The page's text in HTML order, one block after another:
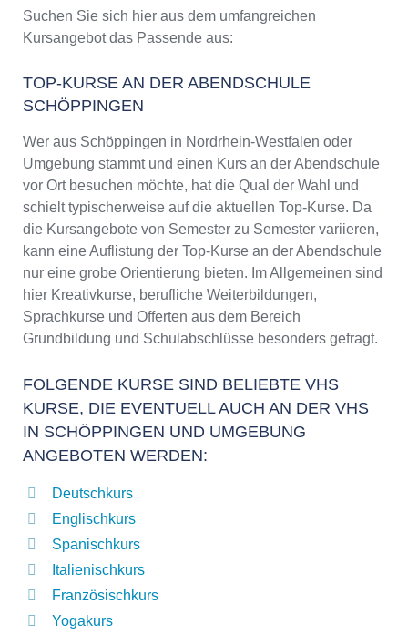
Suchen Sie sich hier aus dem umfangreichen
Kursangebot das Passende aus:
TOP-KURSE AN DER ABENDSCHULE
SCHÖPPINGEN
Wer aus Schöppingen in Nordrhein-Westfalen oder
Umgebung stammt und einen Kurs an der Abendschule
vor Ort besuchen möchte, hat die Qual der Wahl und
schielt typischerweise auf die aktuellen Top-Kurse. Da
die Kursangebote von Semester zu Semester variieren,
kann eine Auflistung der Top-Kurse an der Abendschule
nur eine grobe Orientierung bieten. Im Allgemeinen sind
hier Kreativkurse, berufliche Weiterbildungen,
Sprachkurse und Offerten aus dem Bereich
Grundbildung und Schulabschlüsse besonders gefragt.
FOLGENDE KURSE SIND BELIEBTE VHS
KURSE, DIE EVENTUELL AUCH AN DER VHS
IN SCHÖPPINGEN UND UMGEBUNG
ANGEBOTEN WERDEN:
Deutschkurs
Englischkurs
Spanischkurs
Italienischkurs
Französischkurs
Yogakurs